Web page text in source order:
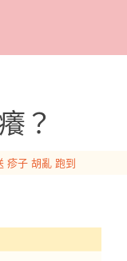
？
疹子 胡亂 跑到